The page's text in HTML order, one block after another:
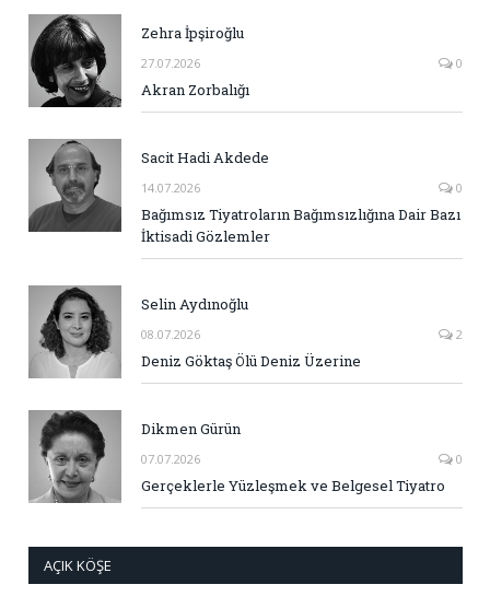
Zehra İpşiroğlu
27.07.2026 0
Akran Zorbalığı
Sacit Hadi Akdede
14.07.2026 0
Bağımsız Tiyatroların Bağımsızlığına Dair Bazı
İktisadi Gözlemler
Selin Aydınoğlu
08.07.2026 2
Deniz Göktaş Ölü Deniz Üzerine
Dikmen Gürün
07.07.2026 0
Gerçeklerle Yüzleşmek ve Belgesel Tiyatro
AÇIK KÖŞE